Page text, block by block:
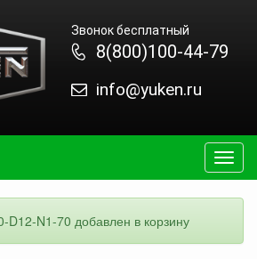
Звонок бесплатный
8(800)100-44-79
info@yuken.ru
D12-N1-70 добавлен в корзину